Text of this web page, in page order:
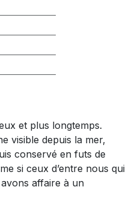
et plus longtemps.
visible depuis la mer,
conservé en futs de
si ceux d’entre nous qui
affaire à un